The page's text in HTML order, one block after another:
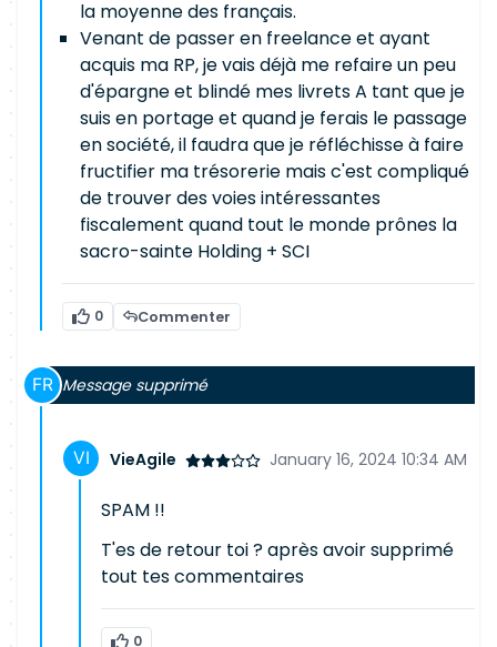
la moyenne des français.
Venant de passer en freelance et ayant
acquis ma RP, je vais déjà me refaire un peu
d'épargne et blindé mes livrets A tant que je
suis en portage et quand je ferais le passage
en société, il faudra que je réfléchisse à faire
fructifier ma trésorerie mais c'est compliqué
de trouver des voies intéressantes
fiscalement quand tout le monde prônes la
sacro-sainte Holding + SCI
0 Commenter
Message supprimé
VieAgile January 16, 2024 10:34 AM
SPAM !!
T'es de retour toi ? après avoir supprimé
tout tes commentaires
0